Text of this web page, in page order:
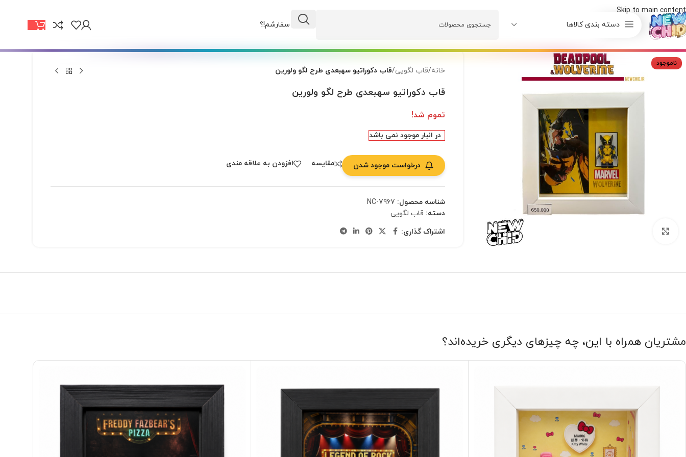
Skip to main content
دسته بندی کالاها
وضعیت سفارشم!؟
ناموجود
خانه/قاب لگویی/قاب دکوراتیو سهبعدی طرح لگو ولورین
قاب دکوراتیو سهبعدی طرح لگو ولورین
تموم شد!
در انبار موجود نمی باشد
درخواست موجود شدن مقایسه افزودن به علاقه مندی
شناسه محصول: NC-7967
دسته: قاب لگویی
اشتراک گذاری:
مشتریان همراه با این، چه چیزهای دیگری خریده‌اند؟